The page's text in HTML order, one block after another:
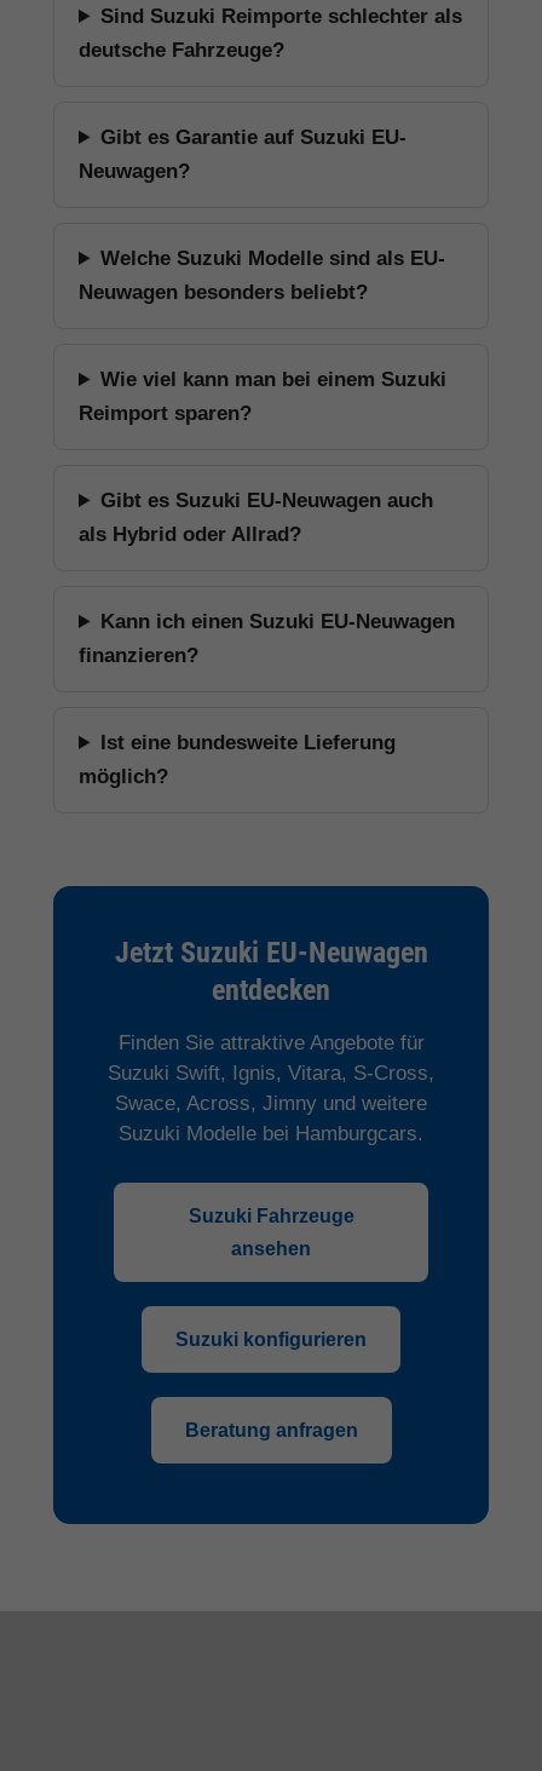
Sind Suzuki Reimporte schlechter als
deutsche Fahrzeuge?
Gibt es Garantie auf Suzuki EU-
Neuwagen?
Welche Suzuki Modelle sind als EU-
Neuwagen besonders beliebt?
Wie viel kann man bei einem Suzuki
Reimport sparen?
Gibt es Suzuki EU-Neuwagen auch
als Hybrid oder Allrad?
Kann ich einen Suzuki EU-Neuwagen
finanzieren?
Ist eine bundesweite Lieferung
möglich?
Jetzt Suzuki EU-Neuwagen
entdecken
Finden Sie attraktive Angebote für
Suzuki Swift, Ignis, Vitara, S-Cross,
Swace, Across, Jimny und weitere
Suzuki Modelle bei Hamburgcars.
Suzuki Fahrzeuge
ansehen
Suzuki konfigurieren
Beratung anfragen